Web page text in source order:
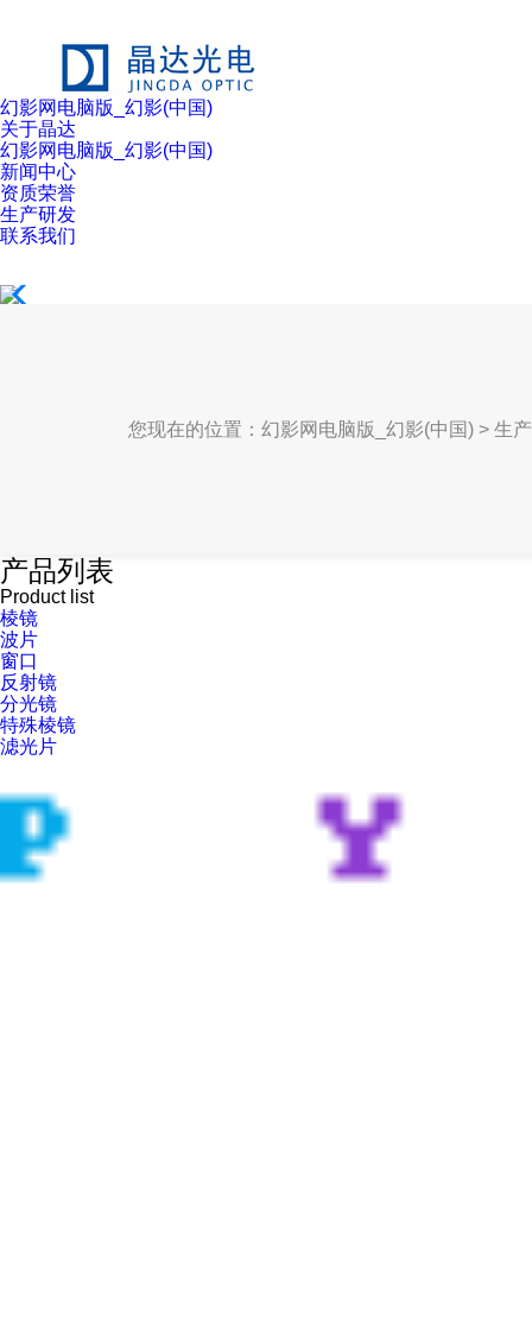
幻影网电脑版_幻影(中国)
关于晶达
幻影网电脑版_幻影(中国)
新闻中心
资质荣誉
生产研发
联系我们
您现在的位置： 幻影网电脑版_幻影(中国)> 生
产品列表
Product list
棱镜
波片
窗口
反射镜
分光镜
特殊棱镜
滤光片